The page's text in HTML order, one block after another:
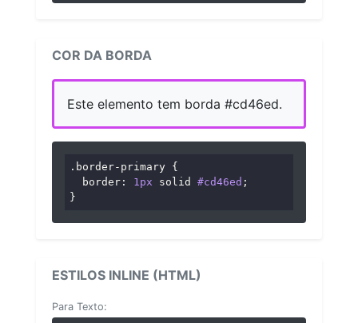
COR DA BORDA
Este elemento tem borda #cd46ed.
.border-primary {
border : 1px solid #cd46ed ;
}
ESTILOS INLINE (HTML)
Para Texto: